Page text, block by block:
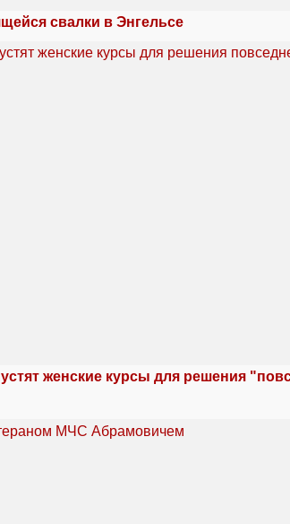
свалки в Энгельсе
женские курсы для решения